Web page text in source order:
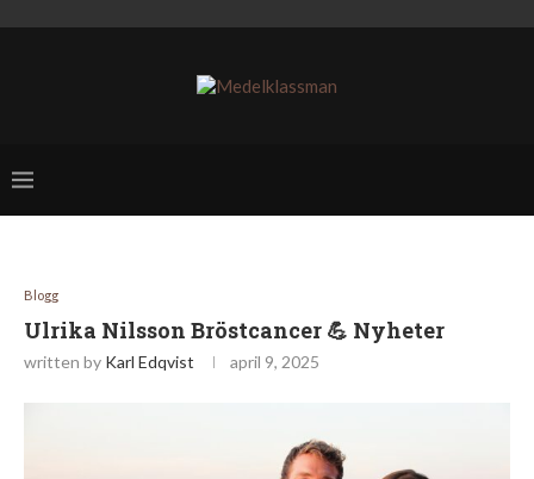
Blogg
Ulrika Nilsson Bröstcancer 💪 Nyheter
written by Karl Edqvist april 9, 2025